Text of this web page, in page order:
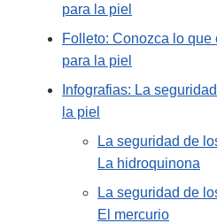
para la piel
Folleto: Conozca lo
para la piel
Infografias: La
la piel
La seguridad de
La hidroquinona
La seguridad de
El mercurio